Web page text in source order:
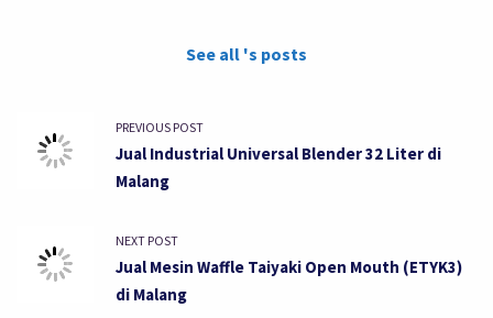
See all 's posts
PREVIOUS POST
Jual Industrial Universal Blender 32 Liter di
Malang
NEXT POST
Jual Mesin Waffle Taiyaki Open Mouth (ETYK3)
di Malang